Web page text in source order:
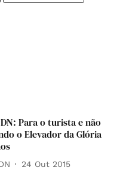
Para o turista e não
o Elevador da Glória
24 Out 2015